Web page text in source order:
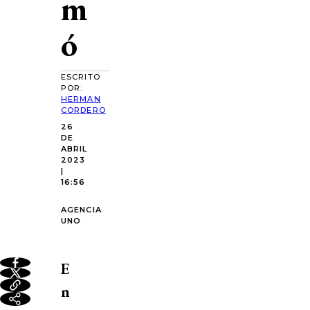
ó
ESCRITO
POR:
HERMAN
CORDERO
26
DE
ABRIL
2023
|
16:56
AGENCIA
UNO
E
n